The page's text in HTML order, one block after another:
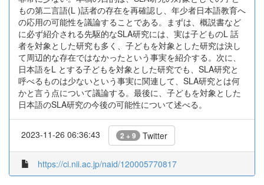
もの第二言語(L )話者の存在を再確認し、年少者日本語教育へ
の応用の可能性を議論することである。まずは、概説書など
に必ず紹介される先駆的なSLA研究には、実は子どものL 話
者を対象とした研究も多く、子どもを対象とした研究は決し
て周辺的な存在ではなかったという事実を紹介する。次に、
日本語をL とする子どもを対象とした研究でも、SLA研究と
呼べるものは少ないという事実に関連して、SLA研究とは何
かと言う点について議論する。最後に、子どもを対象とした
日本語のSLA研究の今後の可能性について述べる。
2023-11-26 06:36:43 2 + 9 Twitter
https://ci.nii.ac.jp/naid/120005770817